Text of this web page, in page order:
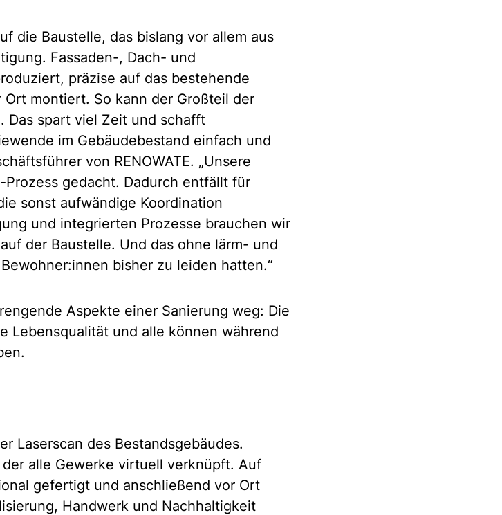
die Baustelle, das bislang vor allem aus
Fassaden-, Dach- und
präzise auf das bestehende
montiert. So kann der Großteil der
Das spart viel Zeit und schafft
im Gebäudebestand einfach und
von RENOWATE. „Unsere
gedacht. Dadurch entfällt für
sonst aufwändige Koordination
und integrierten Prozesse brauchen wir
der Baustelle. Und das ohne lärm- und
bisher zu leiden hatten.“
Aspekte einer Sanierung weg: Die
Lebensqualität und alle können während
Laserscan des Bestandsgebäudes.
alle Gewerke virtuell verknüpft. Auf
gefertigt und anschließend vor Ort
Handwerk und Nachhaltigkeit